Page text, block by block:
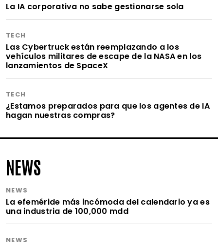
La IA corporativa no sabe gestionarse sola
TECH
Las Cybertruck están reemplazando a los
vehículos militares de escape de la NASA en los
lanzamientos de SpaceX
TECH
¿Estamos preparados para que los agentes de IA
hagan nuestras compras?
NEWS
NEWS
La efeméride más incómoda del calendario ya es
una industria de 100,000 mdd
NEWS